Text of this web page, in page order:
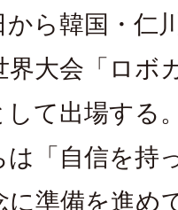
から韓国・仁
界大会「ロボ
して出場する
「自信を持
に準備を進め